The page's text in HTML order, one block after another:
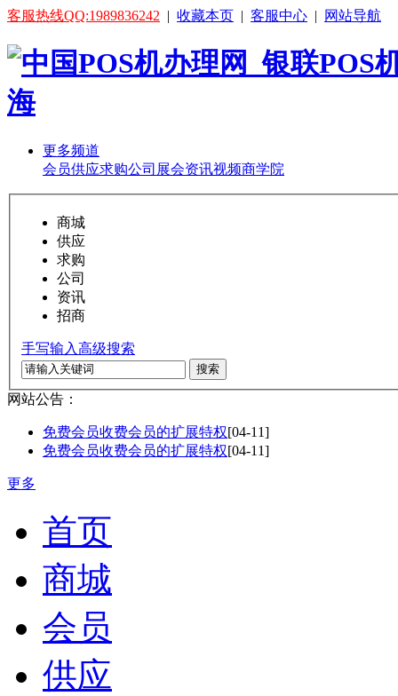
客服热线QQ:1989836242 | 收藏本页 | 客服中心 | 网站导航
更多频道
会员供应求购公司 展会资讯视频商学院
商城
供应
求购
公司
资讯
招商
手写输入高级搜索
搜索
网站公告：
免费会员收费会员的扩展特权[04-11]
免费会员收费会员的扩展特权[04-11]
更多
首页
商城
会员
供应